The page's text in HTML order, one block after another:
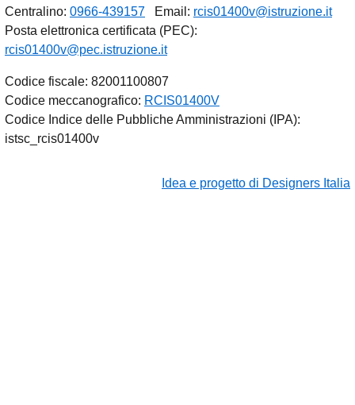
Centralino: 0966-439157 Email: rcis01400v@istruzione.it
Posta elettronica certificata (PEC):
rcis01400v@pec.istruzione.it
Codice fiscale: 82001100807
Codice meccanografico: RCIS01400V
Codice Indice delle Pubbliche Amministrazioni (IPA):
istsc_rcis01400v
Idea e progetto di Designers Italia